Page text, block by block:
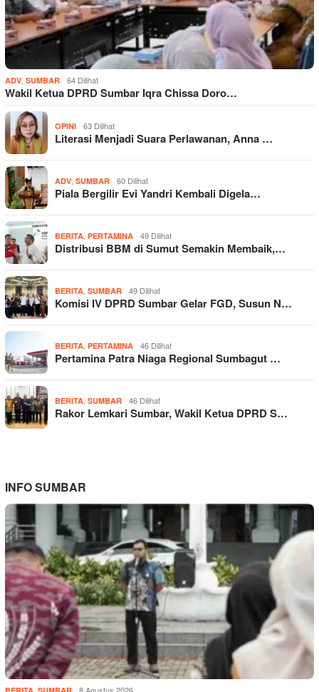
ADV, SUMBAR 64 Dilihat
Wakil Ketua DPRD Sumbar Iqra Chissa Doro…
OPINI 63 Dilihat
Literasi Menjadi Suara Perlawanan, Anna …
ADV, SUMBAR 60 Dilihat
Piala Bergilir Evi Yandri Kembali Digela…
BERITA, PERTAMINA 49 Dilihat
Distribusi BBM di Sumut Semakin Membaik,…
BERITA, SUMBAR 49 Dilihat
Komisi IV DPRD Sumbar Gelar FGD, Susun N…
BERITA, PERTAMINA 46 Dilihat
Pertamina Patra Niaga Regional Sumbagut …
BERITA, SUMBAR 46 Dilihat
Rakor Lemkari Sumbar, Wakil Ketua DPRD S…
INFO SUMBAR